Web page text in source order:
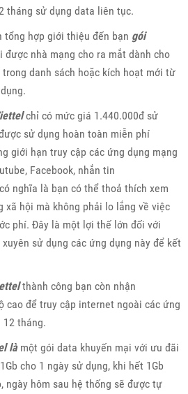
tháng sử dụng data liên tục.
tổng hợp giới thiệu đến bạn gói
được nhà mạng cho ra mắt dành cho
danh sách hoặc kích hoạt mới từ
chỉ có mức giá 1.440.000đ sử
sử dụng hoàn toàn miễn phí
giới hạn truy cập các ứng dụng mạng
Facebook, nhắn tin
nghĩa là bạn có thể thoả thích xem
xã hội mà không phải lo lắng về việc
phí. Đây là một lợi thế lớn đối với
sử dụng các ứng dụng này để kết
thành công bạn còn nhận
cao để truy cập internet ngoài các ứng
12 tháng.
làmột gói data khuyến mại với ưu đãi
cho 1 ngày sử dụng, khi hết 1Gb
ngày hôm sau hệ thống sẽ được tự